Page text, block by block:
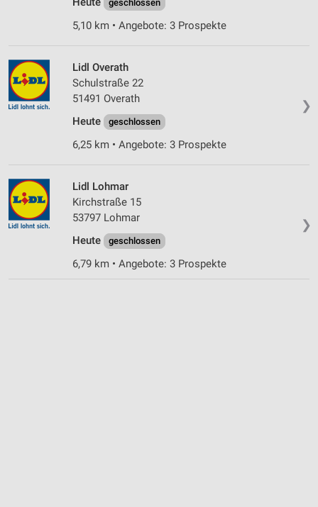
geschlossen
5,10 km • Angebote: 3 Prospekte
❯
Lidl Overath
Schulstraße 22
51491 Overath
Heute
geschlossen
6,25 km • Angebote: 3 Prospekte
❯
Lidl Lohmar
Kirchstraße 15
53797 Lohmar
Heute
geschlossen
6,79 km • Angebote: 3 Prospekte